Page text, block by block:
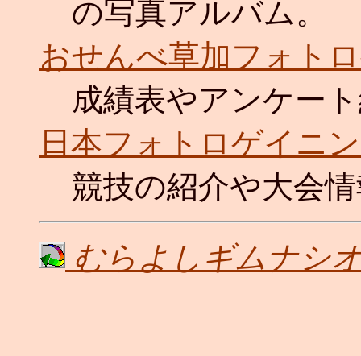
の写真アルバム。
おせんべ草加フォト
成績表やアンケー
日本フォトロゲイニ
競技の紹介や大会
むらよしギムナシ